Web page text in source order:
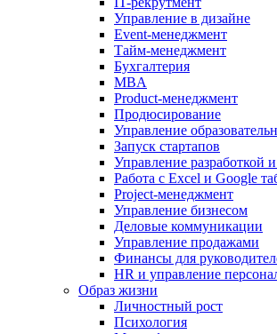
Управление в дизайне
Event-менеджмент
Тайм-менеджмент
Бухгалтерия
MBA
Product-менеджмент
Продюсирование
Управление
Запуск стартапов
Управление разработкой
Работа с Excel и Google
Project-менеджмент
Управление бизнесом
Деловые коммуникации
Управление продажами
Финансы для
HR и управление
Образ жизни
Личностный рост
Психология